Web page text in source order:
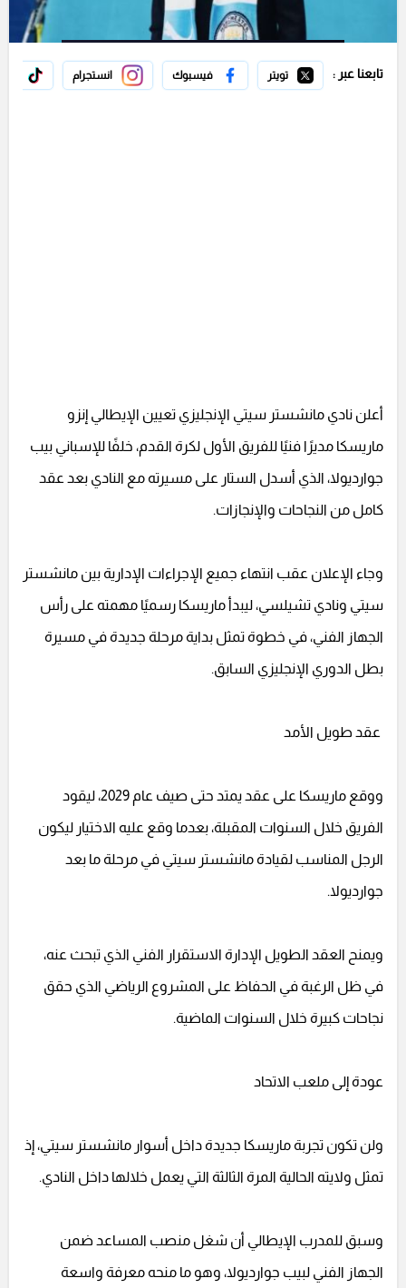
تابعنا عبر : تويتر فيسبوك انستجرام
أعلن نادي مانشستر سيتي الإنجليزي تعيين الإيطالي إنزو
ماريسكا مديرًا فنيًا للفريق الأول لكرة القدم، خلفًا للإسباني بيب
جوارديولا، الذي أسدل الستار على مسيرته مع النادي بعد عقد
كامل من النجاحات والإنجازات.
وجاء الإعلان عقب انتهاء جميع الإجراءات الإدارية بين مانشستر
سيتي ونادي تشيلسي، ليبدأ ماريسكا رسميًا مهمته على رأس
الجهاز الفني، في خطوة تمثل بداية مرحلة جديدة في مسيرة
بطل الدوري الإنجليزي السابق.
عقد طويل الأمد
ووقع ماريسكا على عقد يمتد حتى صيف عام 2029، ليقود
الفريق خلال السنوات المقبلة، بعدما وقع عليه الاختيار ليكون
الرجل المناسب لقيادة مانشستر سيتي في مرحلة ما بعد
جوارديولا.
ويمنح العقد الطويل الإدارة الاستقرار الفني الذي تبحث عنه،
في ظل الرغبة في الحفاظ على المشروع الرياضي الذي حقق
نجاحات كبيرة خلال السنوات الماضية.
عودة إلى ملعب الاتحاد
ولن تكون تجربة ماريسكا جديدة داخل أسوار مانشستر سيتي، إذ
تمثل ولايته الحالية المرة الثالثة التي يعمل خلالها داخل النادي.
وسبق للمدرب الإيطالي أن شغل منصب المساعد ضمن
الجهاز الفني لبيب جوارديولا، وهو ما منحه معرفة واسعة